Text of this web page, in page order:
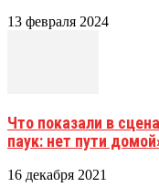
13 февраля 2024
Что показали в
паук: нет пути
16 декабря 2021